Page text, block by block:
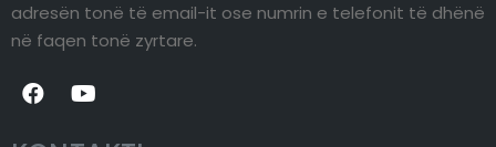
adresën tonë të email-it ose numrin e telefonit të dhënë
në faqen tonë zyrtare.